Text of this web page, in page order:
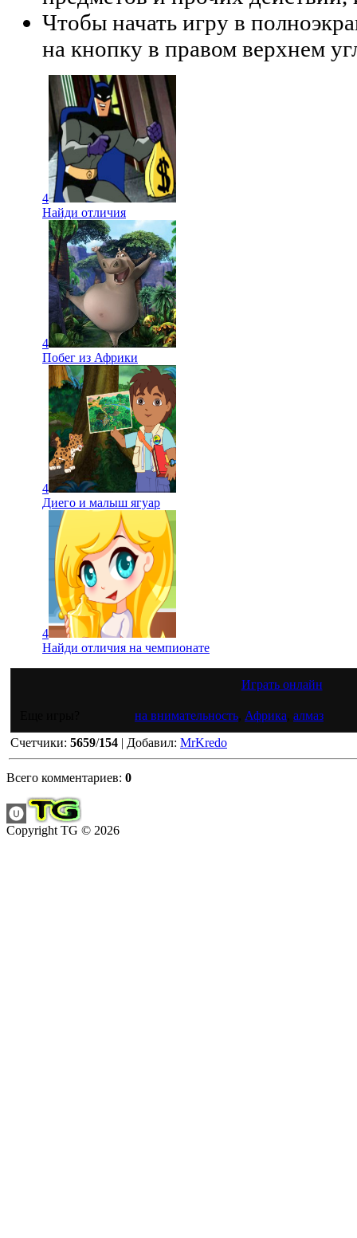
Чтобы начать игру в
на кнопку в правом верхнем
4
Найди отличия
4
Побег из Африки
4
Диего и малыш ягуар
4
Найди отличия на чемпионате
Играть онлайн
на внимательность Африка алмаз
Счетчики: 5659/154 | Добавил: MrKredo
Всего комментариев: 0
Copyright TG © 2026